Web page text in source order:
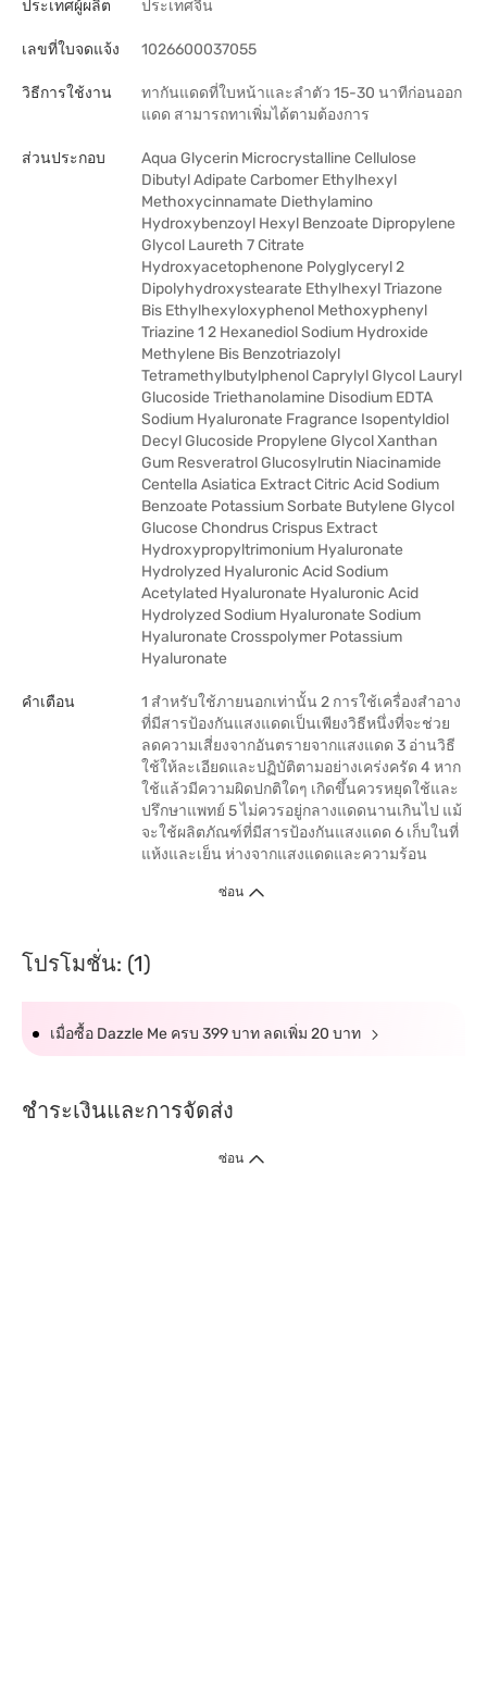
ประเทศผู้ผลิต ประเทศจีน
เลขที่ใบจดแจ้ง 1026600037055
วิธีการใช้งาน
ทากันแดดที่ใบหน้าและลำตัว 15-30 นาทีก่อนออก
แดด สามารถทาเพิ่มได้ตามต้องการ
ส่วนประกอบ
Aqua Glycerin Microcrystalline Cellulose
Dibutyl Adipate Carbomer Ethylhexyl
Methoxycinnamate Diethylamino
Hydroxybenzoyl Hexyl Benzoate Dipropylene
Glycol Laureth 7 Citrate
Hydroxyacetophenone Polyglyceryl 2
Dipolyhydroxystearate Ethylhexyl Triazone
Bis Ethylhexyloxyphenol Methoxyphenyl
Triazine 1 2 Hexanediol Sodium Hydroxide
Methylene Bis Benzotriazolyl
Tetramethylbutylphenol Caprylyl Glycol Lauryl
Glucoside Triethanolamine Disodium EDTA
Sodium Hyaluronate Fragrance Isopentyldiol
Decyl Glucoside Propylene Glycol Xanthan
Gum Resveratrol Glucosylrutin Niacinamide
Centella Asiatica Extract Citric Acid Sodium
Benzoate Potassium Sorbate Butylene Glycol
Glucose Chondrus Crispus Extract
Hydroxypropyltrimonium Hyaluronate
Hydrolyzed Hyaluronic Acid Sodium
Acetylated Hyaluronate Hyaluronic Acid
Hydrolyzed Sodium Hyaluronate Sodium
Hyaluronate Crosspolymer Potassium
Hyaluronate
คำเตือน
1 สำหรับใช้ภายนอกเท่านั้น 2 การใช้เครื่องสำอาง
ที่มีสารป้องกันแสงแดดเป็นเพียงวิธีหนึ่งที่จะช่วย
ลดความเสี่ยงจากอันตรายจากแสงแดด 3 อ่านวิธี
ใช้ให้ละเอียดและปฏิบัติตามอย่างเคร่งครัด 4 หาก
ใช้แล้วมีความผิดปกติใดๆ เกิดขึ้นควรหยุดใช้และ
ปรึกษาแพทย์ 5 ไม่ควรอยู่กลางแดดนานเกินไป แม้
จะใช้ผลิตภัณฑ์ที่มีสารป้องกันแสงแดด 6 เก็บในที่
แห้งและเย็น ห่างจากแสงแดดและความร้อน
ซ่อน
โปรโมชั่น: (1)
เมื่อซื้อ Dazzle Me ครบ 399 บาท ลดเพิ่ม 20 บาท
ชำระเงินและการจัดส่ง
ซ่อน